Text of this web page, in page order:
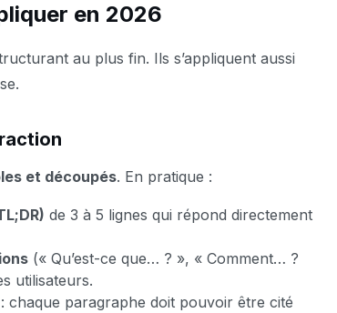
en 2026
au plus fin. Ils s’appliquent aussi
et découpés. En pratique :
de 3 à 5 lignes qui répond directement
(« Qu’est-ce que… ? », « Comment… ?
utilisateurs.
: chaque paragraphe doit pouvoir être cité